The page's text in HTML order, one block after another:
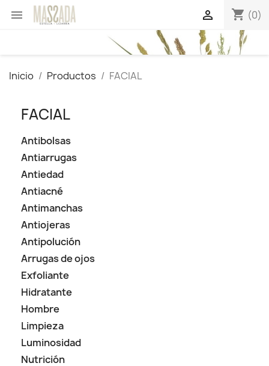
 shopping_cart (0)

Inicio Productos FACIAL
FACIAL
Antibolsas
Antiarrugas
Antiedad
Antiacné
Antimanchas
Antiojeras
Antipolución
Arrugas de ojos
Exfoliante
Hidratante
Hombre
Limpieza
Luminosidad
Nutrición